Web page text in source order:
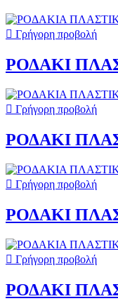
 Γρήγορη προβολή
ΡΟΔΑΚΙ
 Γρήγορη προβολή
ΡΟΔΑΚΙ
 Γρήγορη προβολή
ΡΟΔΑΚΙ
 Γρήγορη προβολή
ΡΟΔΑΚΙ